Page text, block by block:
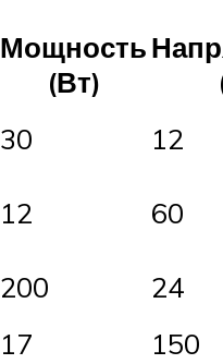
Мощность
(Вт)
30
12
12
60
200
24
17
150